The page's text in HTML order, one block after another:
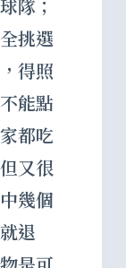
隊；
挑選
得照
能點
都吃
又很
幾個
退